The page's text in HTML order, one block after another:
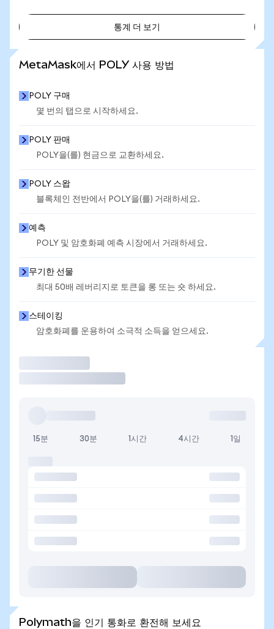
통계 더 보기
MetaMask에서 POLY 사용 방법
POLY 구매
몇 번의 탭으로 시작하세요.
POLY 판매
POLY을(를) 현금으로 교환하세요.
POLY 스왑
블록체인 전반에서 POLY을(를) 거래하세요.
예측
POLY 및 암호화폐 예측 시장에서 거래하세요.
무기한 선물
최대 50배 레버리지로 토큰을 롱 또는 숏 하세요.
스테이킹
암호화폐를 운용하여 소극적 소득을 얻으세요.
15분 30분 1시간 4시간 1일
Polymath을 인기 통화로 환전해 보세요